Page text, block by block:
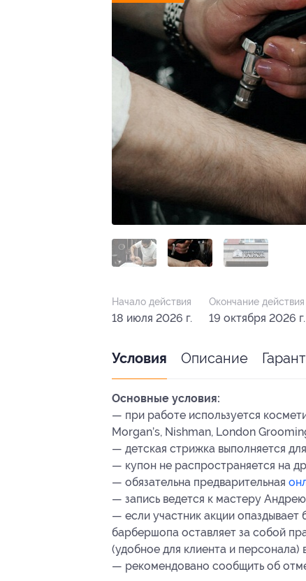
Начало действия
18 июля 2026 г.
Окончание действия
19 октября 2026 г.
Условия Описание
Основные условия:
— при работе используется
Morgan’s, Nishman, London
— детская стрижка выполняется
— купон не распространяется на
— обязательна предварительная
— запись ведется к мастеру
— если участник акции опаздывает
барбершопа оставляет за собой
(удобное для клиента и персонала)
— рекомендовано сообщить об